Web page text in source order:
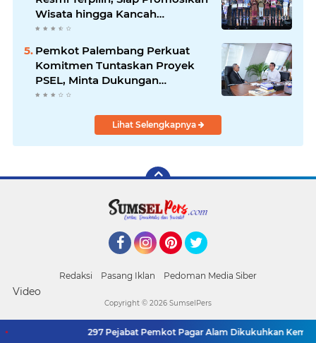
Wisata hingga Kancah
Internasional
Pemkot Palembang Perkuat
Komitmen Tuntaskan Proyek
PSEL, Minta Dukungan
Kemenko Pangan
Lihat Selengkapnya
Redaksi Pasang Iklan Pedoman Media Siber
Video
297 Pejabat Pemkot Pagar Alam Dikukuhkan Kembali, Wali
Copyright © 2026 SumselPers